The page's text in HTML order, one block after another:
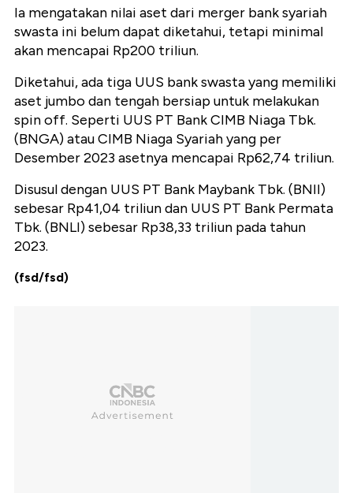
Ia mengatakan nilai aset dari merger bank syariah
swasta ini belum dapat diketahui, tetapi minimal
akan mencapai Rp200 triliun.
Diketahui, ada tiga UUS bank swasta yang memiliki
aset jumbo dan tengah bersiap untuk melakukan
spin off. Seperti UUS PT Bank CIMB Niaga Tbk.
(BNGA) atau CIMB Niaga Syariah yang per
Desember 2023 asetnya mencapai Rp62,74 triliun.
Disusul dengan UUS PT Bank Maybank Tbk. (BNII)
sebesar Rp41,04 triliun dan UUS PT Bank Permata
Tbk. (BNLI) sebesar Rp38,33 triliun pada tahun
2023.
(fsd/fsd)